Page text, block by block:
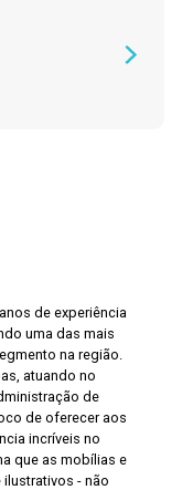
de experiência
uma das mais
na região.
atuando no
de
de oferecer aos
incríveis no
que as mobílias e
- não